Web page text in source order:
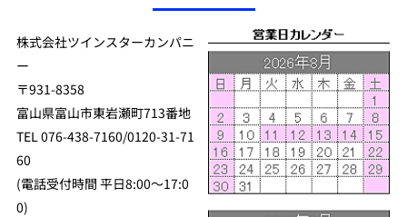
株式会社ツインスターカンパニ
ー
〒931-8358
富山県富山市東岩瀬町713番地
TEL 076-438-7160/0120-31-71
60
(電話受付時間 平日8:00～17:0
0)